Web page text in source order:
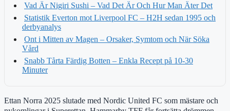
Vad Är Nigiri Sushi – Vad Det Är Och Hur Man Äter Det
Statistik Everton mot Liverpool FC – H2H sedan 1995 och
derbyanalys
Ont i Mitten av Magen – Orsaker, Symtom och När Söka
Vård
Snabb Tårta Färdig Botten – Enkla Recept på 10-30
Minuter
Ettan Norra 2025 slutade med Nordic United FC som mästare och